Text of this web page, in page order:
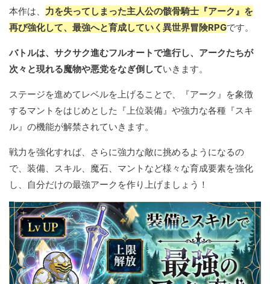
本作は、 力を失ってしまった主人公の骸骨騎士『アーク』を
再び強化して、最強へと育成していく異世界冒険RPGです。
バトルは、サクサク進むフルオートで進行し、アークたちが
次々と現れる魔物や悪党をなぎ倒していきます。
ステージを進めてレベルを上げることで、『アーク』を象徴
するマントをはじめとした『上位装備』や強力な各種『スキ
ル』の機能が解禁されていきます。
戦力を強化すれば、さらに強力な敵に挑めるようになるの
で、装備、スキル、魔石、マントなど様々な育成要素を強化
し、自分だけの最強アークを作り上げましょう！